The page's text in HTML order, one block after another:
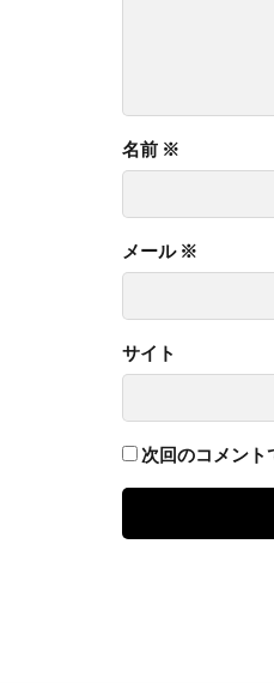
名前 ※
メール ※
サイト
次回のコメント